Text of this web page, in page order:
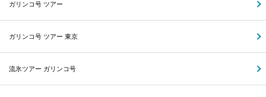
ガリンコ号 ツアー
ガリンコ号 ツアー 東京
流氷ツアー ガリンコ号